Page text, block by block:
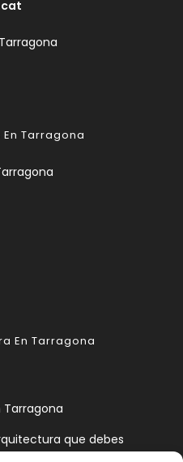
Tarragona
En Tarragona
que debes